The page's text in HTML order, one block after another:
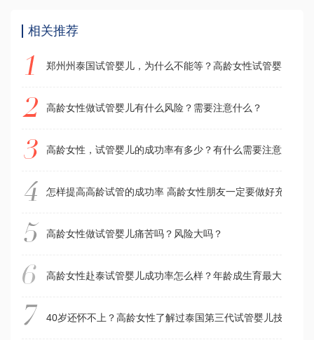
相关推荐
郑州州泰国试管婴儿，为什么不能等？高龄女性试管婴儿失败
高龄女性做试管婴儿有什么风险？需要注意什么？
高龄女性，试管婴儿的成功率有多少？有什么需要注意的？
怎样提高高龄试管的成功率 高龄女性朋友一定要做好充分的
高龄女性做试管婴儿痛苦吗？风险大吗？
高龄女性赴泰试管婴儿成功率怎么样？年龄成生育最大障碍
40岁还怀不上？高龄女性了解过泰国第三代试管婴儿技术吗